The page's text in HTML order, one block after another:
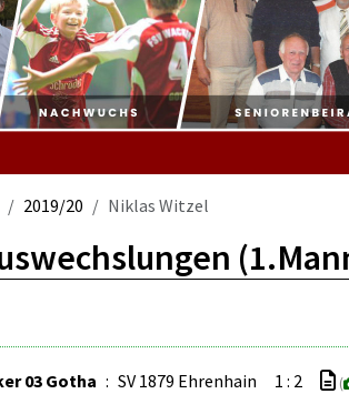
2019/20 Niklas Witzel
03 Gotha : SV 1879 Ehrenhain 1 : 2 (